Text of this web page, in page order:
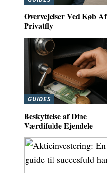
Overvejelser Ved Køb Af
Privatfly
GUIDES
Beskyttelse af Dine
Værdifulde Ejendele